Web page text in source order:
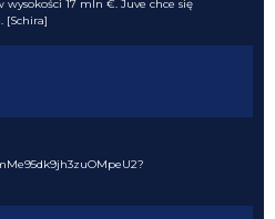
17 mln €. Juve chce się
[Schira]